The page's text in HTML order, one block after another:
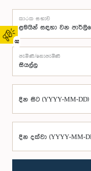
02
කාරක සභාව
පැමිණි/නොපැමිණි
දින සිට (YYYY-MM-DD)
දින දක්වා (YYYY-MM-